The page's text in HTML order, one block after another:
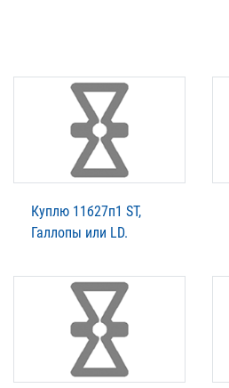
Куплю 11б27п1 ST,
Галлопы или LD.